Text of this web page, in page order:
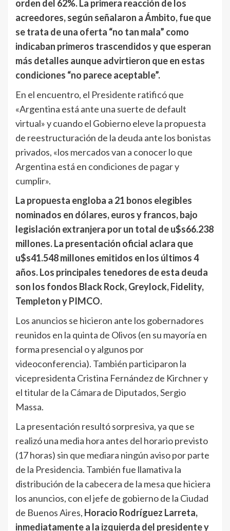
orden del 62%. La primera reacción de los
acreedores, según señalaron a Ámbito, fue que
se trata de una oferta “no tan mala” como
indicaban primeros trascendidos y que esperan
más detalles aunque advirtieron que en estas
condiciones “no parece aceptable”.
En el encuentro, el Presidente ratificó que
«Argentina está ante una suerte de default
virtual» y cuando el Gobierno eleve la propuesta
de reestructuración de la deuda ante los bonistas
privados, «los mercados van a conocer lo que
Argentina está en condiciones de pagar y
cumplir».
La propuesta engloba a 21 bonos elegibles
nominados en dólares, euros y francos, bajo
legislación extranjera por un total de u$s66.238
millones. La presentación oficial aclara que
u$s41.548 millones emitidos en los últimos 4
años. Los principales tenedores de esta deuda
son los fondos Black Rock, Greylock, Fidelity,
Templeton y PIMCO.
Los anuncios se hicieron ante los gobernadores
reunidos en la quinta de Olivos (en su mayoría en
forma presencial o y algunos por
videoconferencia). También participaron la
vicepresidenta Cristina Fernández de Kirchner y
el titular de la Cámara de Diputados, Sergio
Massa.
La presentación resultó sorpresiva, ya que se
realizó una media hora antes del horario previsto
(17 horas) sin que mediara ningún aviso por parte
de la Presidencia. También fue llamativa la
distribución de la cabecera de la mesa que hiciera
los anuncios, con el jefe de gobierno de la Ciudad
de Buenos Aires, Horacio Rodríguez Larreta,
inmediatamente a la izquierda del presidente y